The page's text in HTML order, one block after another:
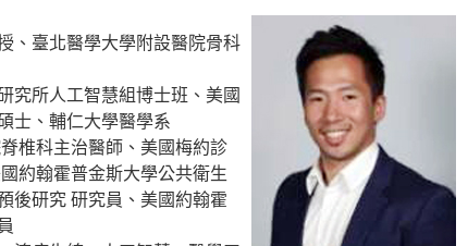
、臺北醫學大學附設醫院骨科
究所人工智慧組博士班、美國
士、輔仁大學醫學系
椎科主治醫師、美國梅約診
約翰霍普金斯大學公共衛生
後研究 研究員、美國約翰霍